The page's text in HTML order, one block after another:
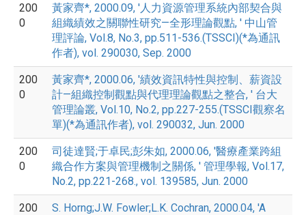
200
0
黃家齊*, 2000.09, '人力資源管理系統內部契合與
組織績效之關聯性研究—全形理論觀點, ' 中山管
理評論, Vol.8, No.3, pp.511-536.(TSSCI)(*為通訊
作者), vol. 290030, Sep. 2000
200
0
黃家齊*, 2000.06, '績效資訊特性與控制、薪資設
計—組織控制觀點與代理理論觀點之整合, ' 台大
管理論叢, Vol.10, No.2, pp.227-255.(TSSCI觀察名
單)(*為通訊作者), vol. 290032, Jun. 2000
200
0
司徒達賢;于卓民;彭朱如, 2000.06, '醫療產業跨組
織合作方案與管理機制之關係, ' 管理學報, Vol.17,
No.2, pp.221-268., vol. 139585, Jun. 2000
200
S. Horng;J.W. Fowler;L.K. Cochran, 2000.04, 'A